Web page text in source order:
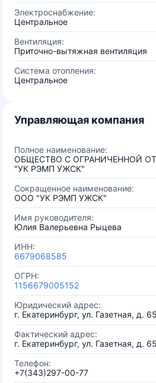
Электроснабжение:
Центральное
Вентиляция:
Приточно-вытяжная вентиляция
Система отопления:
Центральное
Управляющая компания
Полное наименование:
ОБЩЕСТВО С ОГРАНИЧЕННОЙ
"УК РЭМП УЖСК"
Сокращенное наименование:
ООО "УК РЭМП УЖСК"
Имя руководителя:
Юлия Валерьевна Рыцева
ИНН:
6679068585
ОГРН:
1156679005152
Юридический адрес:
г. Екатеринбург, ул. Газетная, д.
Фактический адрес:
г. Екатеринбург, ул. Газетная, д.
Телефон:
+7(343)297-00-77